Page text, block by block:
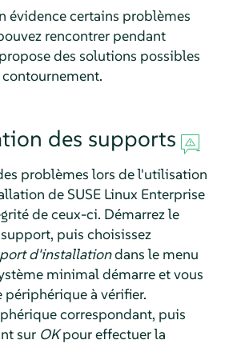
évidence certains problèmes
rencontrer pendant
des solutions possibles
des supports
problèmes lors de l'utilisation
de SUSE Linux Enterprise
de ceux-ci. Démarrez le
puis choisissez
d'installationdans le menu
minimal démarre et vous
à vérifier.
correspondant, puis
sur OKpour effectuer la